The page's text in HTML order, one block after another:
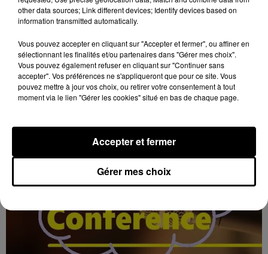
11h38
BLOIS (41) - CONFÉRENCE : CHANGER DE
Jeudi 21 janvier 2027 à 14h30 à l'auditorium Samuel
Paty, bibliothèque Abbé-Grégoire de Blois (Loir-et-
Cher) : Changer de dimension avec la magie des «...
other data sources; Link different devices; Identify devices based on
information transmitted automatically.
Vous pouvez accepter en cliquant sur "Accepter et fermer", ou affiner en
sélectionnant les finalités et/ou partenaires dans "Gérer mes choix".
Vous pouvez également refuser en cliquant sur "Continuer sans
accepter". Vos préférences ne s'appliqueront que pour ce site. Vous
pouvez mettre à jour vos choix, ou retirer votre consentement à tout
moment via le lien "Gérer les cookies" situé en bas de chaque page.
Gérer mes choix
Accepter et fermer